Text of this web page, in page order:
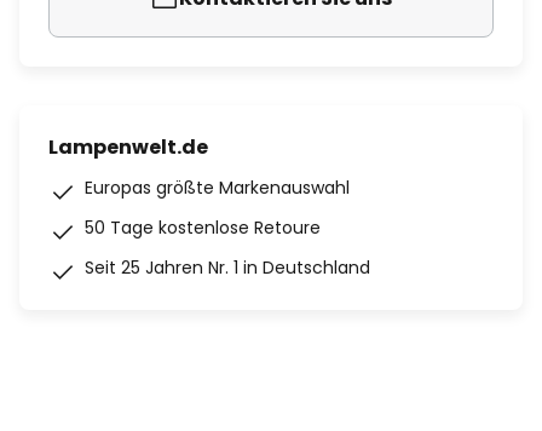
Lampenwelt.de
Europas größte Markenauswahl
50 Tage kostenlose Retoure
Seit 25 Jahren Nr. 1 in Deutschland